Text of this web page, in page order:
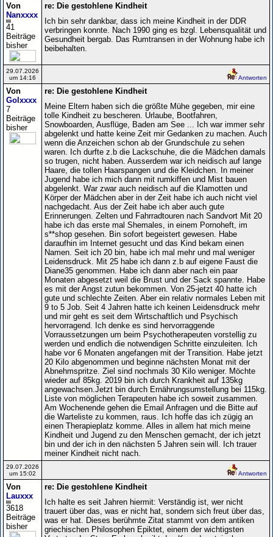
Von
Nanxxxx
41
Beiträge
bisher
re: Die gestohlene Kindheit
Ich bin sehr dankbar, dass ich meine Kindheit in der DDR
verbringen konnte. Nach 1990 ging es bzgl. Lebensqualität und
Gesundheit bergab. Das Rumtransen in der Wohnung habe ich
beibehalten.
29.07.2026
um 14:16
Antworten
Von
Golxxxx
7
Beiträge
bisher
re: Die gestohlene Kindheit
Meine Eltern haben sich die größte Mühe gegeben, mir eine
tolle Kindheit zu bescheren. Urlaube, Bootfahren,
Snowboarden, Ausflüge, Baden am See ... Ich war immer sehr
abgelenkt und hatte keine Zeit mir Gedanken zu machen. Auch
wenn die Anzeichen schon ab der Grundschule zu sehen
waren. Ich durfte z.b die Lackschuhe, die die Mädchen damals
so trugen, nicht haben. Ausserdem war ich neidisch auf lange
Haare, die tollen Haarspangen und die Kleidchen. In meiner
Jugend habe ich mich dann mit rumkiffen und Mist bauen
abgelenkt. War zwar auch neidisch auf die Klamotten und
Körper der Mädchen aber in der Zeit habe ich auch nicht viel
nachgedacht. Aus der Zeit habe ich aber auch gute
Erinnerungen. Zelten und Fahrradtouren nach Sandvort Mit 20
habe ich das erste mal Shemales, in einem Pornoheft, im
s**shop gesehen. Bin sofort begeistert gewesen. Habe
daraufhin im Internet gesucht und das Kind bekam einen
Namen. Seit ich 20 bin, habe ich mal mehr und mal weniger
Leidensdruck. Mit 25 habe ich dann z.b auf eigene Faust die
Diane35 genommen. Habe ich dann aber nach ein paar
Monaten abgesetzt weil die Brust und der Sack spannte. Habe
es mit der Angst zutun bekommen. Von 25-jetzt 40 hatte ich
gute und schlechte Zeiten. Aber ein relativ normales Leben mit
9 to 5 Job. Seit 4 Jahren hatte ich keinen Leidensdruck mehr
und mir geht es seit dem Wirtschaftlich und Psychisch
hervorragend. Ich denke es sind hervorraggende
Vorraussetzungen um beim Psychotherapeuten vorstellig zu
werden und endlich die notwendigen Schritte einzuleiten. Ich
habe vor 6 Monaten angefangen mit der Transition. Habe jetzt
20 Kilo abgenommen und beginne nächsten Monat mit der
Abnehmspritze. Ziel sind nochmals 30 Kilo weniger. Möchte
wieder auf 85kg. 2019 bin ich durch Krankheit auf 135kg
angewachsen.Jetzt bin durch Ernährungsumstellung bei 115kg.
Liste von möglichen Terapeuten habe ich soweit zusammen.
Am Wochenende gehen die Email Anfragen und die Bitte auf
die Warteliste zu kommen, raus. Ich hoffe das ich zügig an
einen Therapieplatz komme. Alles in allem hat mich meine
Kindheit und Jugend zu den Menschen gemacht, der ich jetzt
bin und der ich in den nächsten 5 Jahren sein will. Ich trauer
meiner Kindheit nicht nach.
29.07.2026
um 15:02
Antworten
Von
Lauxxx
3618
Beiträge
bisher
re: Die gestohlene Kindheit
Ich halte es seit Jahren hiermit: Verständig ist, wer nicht
trauert über das, was er nicht hat, sondern sich freut über das,
was er hat. Dieses berühmte Zitat stammt von dem antiken
griechischen Philosophen Epiktet, einem der wichtigsten